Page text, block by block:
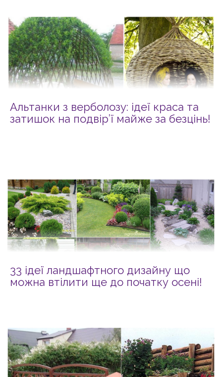
Альтанки з верболозу: ідеї краса та
затишок на подвір’ї майже за безцінь!
33 ідеї ландшафтного дизайну що
можна втілити ще до початку осені!